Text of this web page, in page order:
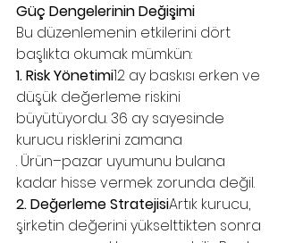
Güç Dengelerinin Değişimi
Bu düzenlemenin etkilerini dört
başlıkta okumak mümkün:
1. Risk Yönetimi12 ay baskısı erken ve
düşük değerleme riskini
büyütüyordu. 36 ay sayesinde
kurucu risklerini zamana
. Ürün–pazar uyumunu bulana
kadar hisse vermek zorunda değil.
2. Değerleme StratejisiArtık kurucu,
şirketin değerini yükselttikten sonra